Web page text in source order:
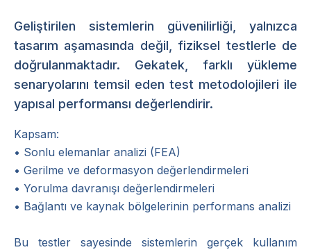
Geliştirilen sistemlerin güvenilirliği, yalnızca
tasarım aşamasında değil, fiziksel testlerle de
doğrulanmaktadır. Gekatek, farklı yükleme
senaryolarını temsil eden test metodolojileri ile
yapısal performansı değerlendirir.
Kapsam:
• Sonlu elemanlar analizi (FEA)
• Gerilme ve deformasyon değerlendirmeleri
• Yorulma davranışı değerlendirmeleri
• Bağlantı ve kaynak bölgelerinin performans analizi
Bu testler sayesinde sistemlerin gerçek kullanım